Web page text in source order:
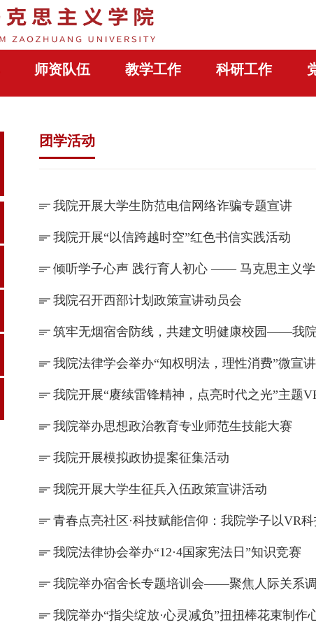
师资队伍 教学工作 科研工作
团学活动
我院开展大学生防范电信网络诈骗专题宣讲
我院开展“以信跨越时空”红色书信实践活动
倾听学子心声 践行育人初心 —— 马克思主义
我院召开西部计划政策宣讲动员会
筑牢无烟宿舍防线，共建文明健康校园——我
我院法律学会举办“知权明法，理性消费”微宣
我院开展“赓续雷锋精神，点亮时代之光”主题
我院举办思想政治教育专业师范生技能大赛
我院开展模拟政协提案征集活动
我院开展大学生征兵入伍政策宣讲活动
青春点亮社区·科技赋能信仰：我院学子以VR
我院法律协会举办“12·4国家宪法日”知识竞赛
我院举办宿舍长专题培训会——聚焦人际关系
我院举办“指尖绽放·心灵减负”扭扭棒花束制作